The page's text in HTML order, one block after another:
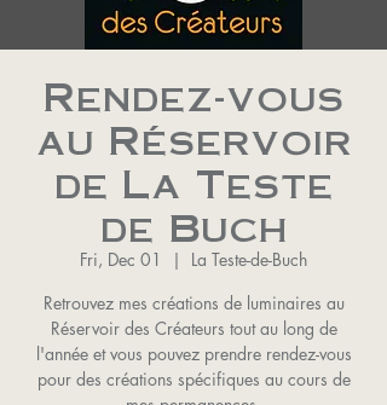
Rendez-vous
au Réservoir
de La Teste
de Buch
Fri, Dec 01
  |
La Teste-de-Buch
Retrouvez mes créations de luminaires au
Réservoir des Créateurs tout au long de
l'année et vous pouvez prendre rendez-vous
pour des créations spécifiques au cours de